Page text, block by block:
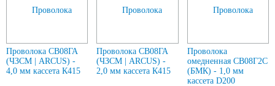
Проволока СВ08ГА
(ЧЗСМ | ARCUS) -
4,0 мм кассета К415
Проволока СВ08ГА
(ЧЗСМ | ARCUS) -
2,0 мм кассета К415
Проволока
омедненная СВ08Г2С
(БМК) - 1,0 мм
кассета D200